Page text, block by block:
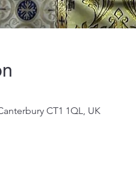
CT1 1QL, UK